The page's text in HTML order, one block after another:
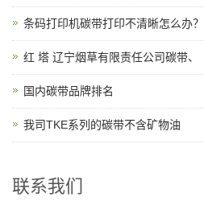
条码打印机碳带打印不清晰怎么办？
红 塔 辽宁烟草有限责任公司碳带、
国内碳带品牌排名
我司TKE系列的碳带不含矿物油
联系我们